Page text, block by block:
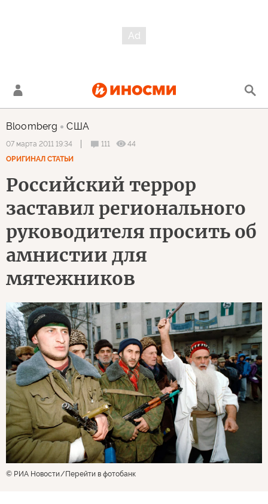
Bloomberg США
07 марта 2011 19:34 111
44
ОРИГИНАЛ СТАТЬИ
Российский террор
заставил регионального
руководителя просить об
амнистии для
мятежников
© РИА Новости Перейти в фотобанк